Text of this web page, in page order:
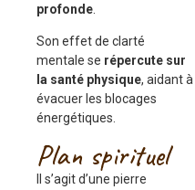
profonde
Son effet de clarté
mentale se répercute sur
la santé physique, aidant à
évacuer les blocages
énergétiques.
Plan spirituel
Il s’agit d’une pierre